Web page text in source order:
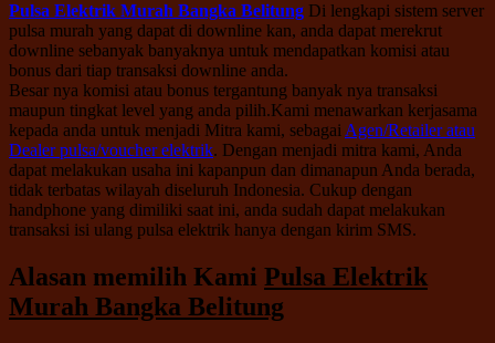
Pulsa Elektrik Murah Bangka Belitung Di lengkapi sistem server
pulsa murah yang dapat di downline kan, anda dapat merekrut
downline sebanyak banyaknya untuk mendapatkan komisi atau
bonus dari tiap transaksi downline anda.
Besar nya komisi atau bonus tergantung banyak nya transaksi
maupun tingkat level yang anda pilih.Kami menawarkan kerjasama
kepada anda untuk menjadi Mitra kami, sebagai Agen/Retailer atau
Dealer pulsa/voucher elektrik. Dengan menjadi mitra kami, Anda
dapat melakukan usaha ini kapanpun dan dimanapun Anda berada,
tidak terbatas wilayah diseluruh Indonesia. Cukup dengan
handphone yang dimiliki saat ini, anda sudah dapat melakukan
transaksi isi ulang pulsa elektrik hanya dengan kirim SMS.
Alasan memilih Kami Pulsa Elektrik
Murah Bangka Belitung